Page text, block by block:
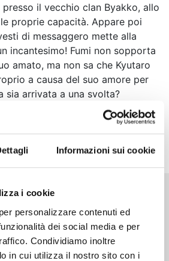
Informazioni sui cookie
i cookie
personalizzare contenuti ed
dei social media e per
Condividiamo inoltre
in cui utilizza il nostro sito con i
il vecchio clan Byakko, allo
proprie capacità. Appare poi
di messaggero mette alla
incantesimo! Fumi non sopporta
amato, ma non sa che Kyutaro
a causa del suo amore per
sia arrivata a una svolta?
della serie